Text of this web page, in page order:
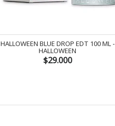
HALLOWEEN BLUE DROP EDT 100 ML -
HALLOWEEN
$29.000